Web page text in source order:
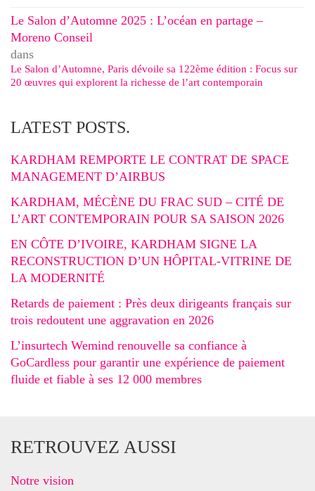
Le Salon d’Automne 2025 : L’océan en partage –
Moreno Conseil
dans
Le Salon d’Automne, Paris dévoile sa 122ème édition : Focus sur
20 œuvres qui explorent la richesse de l’art contemporain
LATEST POSTS.
KARDHAM REMPORTE LE CONTRAT DE SPACE
MANAGEMENT D’AIRBUS
KARDHAM, MÉCÈNE DU FRAC SUD – CITÉ DE
L’ART CONTEMPORAIN POUR SA SAISON 2026
EN CÔTE D’IVOIRE, KARDHAM SIGNE LA
RECONSTRUCTION D’UN HÔPITAL-VITRINE DE
LA MODERNITÉ
Retards de paiement : Près deux dirigeants français sur
trois redoutent une aggravation en 2026
L’insurtech Wemind renouvelle sa confiance à
GoCardless pour garantir une expérience de paiement
fluide et fiable à ses 12 000 membres
RETROUVEZ AUSSI
Notre vision